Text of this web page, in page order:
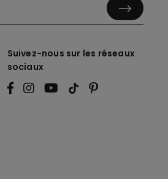
Suivez-nous sur les réseaux
sociaux